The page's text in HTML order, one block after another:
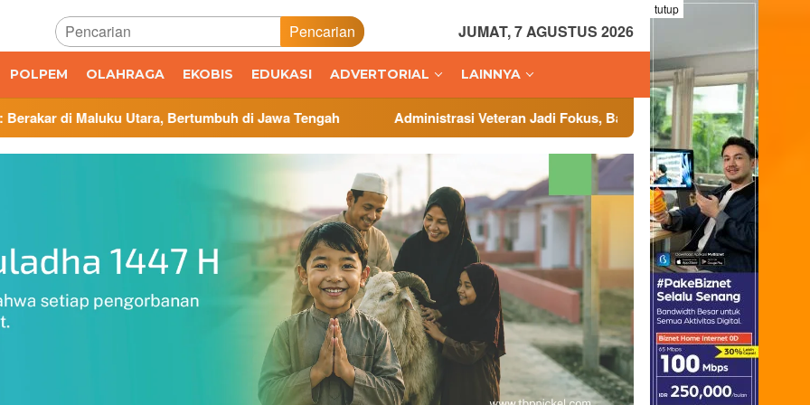
tutup
Pencarian JUMAT, 7 AGUSTUS 2026
POLPEM OLAHRAGA EKOBIS EDUKASI ADVERTORIAL LAINNYA
Utara, Bertumbuh di Jawa Tengah Administrasi Veteran Jadi Fokus, Badan Cadangan Nasional Gelar Workshop di